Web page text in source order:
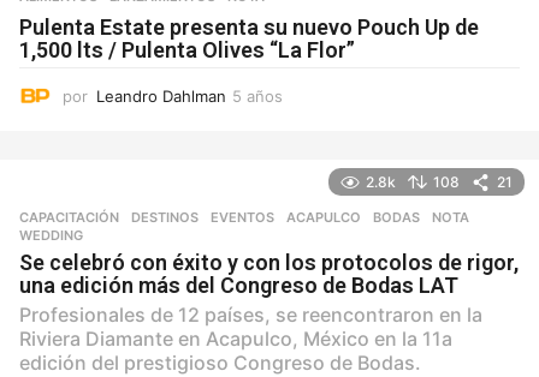
Pulenta Estate presenta su nuevo Pouch Up de
1,500 lts / Pulenta Olives “La Flor”
por Leandro Dahlman 5 años
2.8k 108 21
CAPACITACIÓN ,DESTINOS ,EVENTOS ACAPULCO ,BODAS ,NOTA
WEDDING
Se celebró con éxito y con los protocolos de rigor,
una edición más del Congreso de Bodas LAT
Profesionales de 12 países, se reencontraron en la
Riviera Diamante en Acapulco, México en la 11a
edición del prestigioso Congreso de Bodas.